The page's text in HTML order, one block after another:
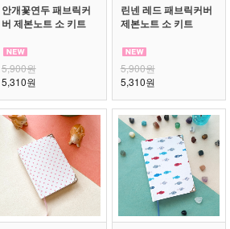
안개꽃연두 패브릭커
버 제본노트 소 키트
5,900원
5,310원
린넨 레드 패브릭커버
제본노트 소 키트
5,900원
5,310원